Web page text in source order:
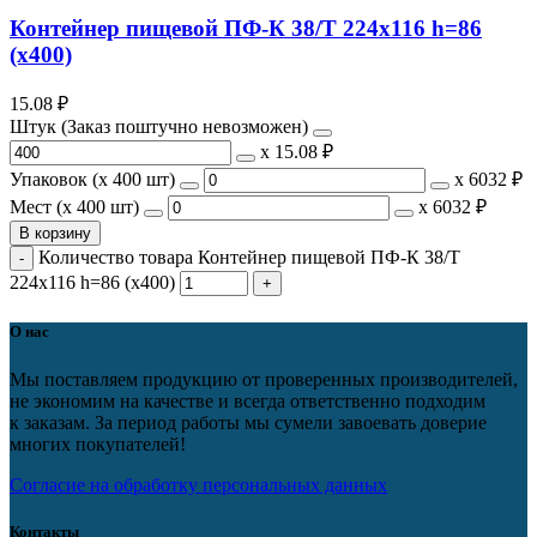
Контейнер пищевой ПФ-К 38/Т 224х116 h=86
(х400)
15.08 ₽
Штук (Заказ поштучно невозможен)
х 15.08 ₽
Упаковок (x 400 шт)
х 6032 ₽
Мест (x 400 шт)
х 6032 ₽
В корзину
Количество товара Контейнер пищевой ПФ-К 38/Т
224х116 h=86 (х400)
О нас
Мы поставляем продукцию от проверенных производителей,
не экономим на качестве и всегда ответственно подходим
к заказам. За период работы мы сумели завоевать доверие
многих покупателей!
Согласие на обработку персональных данных
Контакты